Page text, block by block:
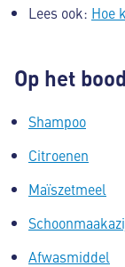
Lees ook: Hoe
Op het
Shampoo
Citroenen
Maïszetmeel
Afwasmiddel